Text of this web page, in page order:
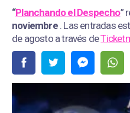
“Planchando el Despecho”
noviembre . Las entradas
de agosto a través de